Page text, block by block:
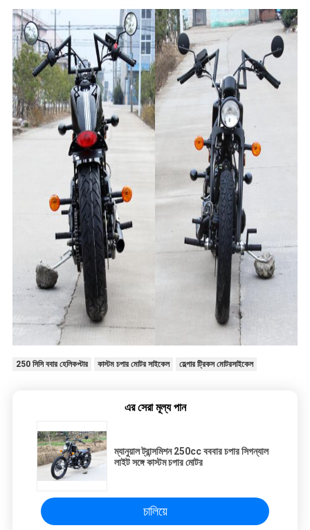
250 সিসি ববার হেলিকপ্টার কাস্টম চপার মোটর সাইকেল হেল্পার ট্রিকস মোটরসাইকেল
এর সেরা মূল্য পান
ম্যানুয়াল ট্রান্সমিশন 250cc বববার চপার সিগন্যাল
লাইট সঙ্গে কাস্টম চপার মোটর
চালিয়ে